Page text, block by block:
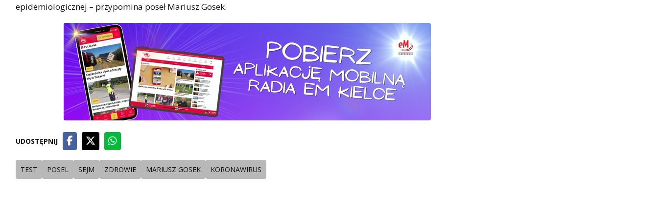
epidemiologicznej – przypomina poseł Mariusz Gosek.
UDOSTĘPNIJ
TEST POSEL SEJM ZDROWIE MARIUSZ GOSEK KORONAWIRUS